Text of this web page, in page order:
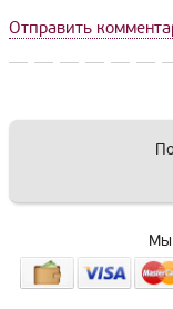
Отправить
Мы